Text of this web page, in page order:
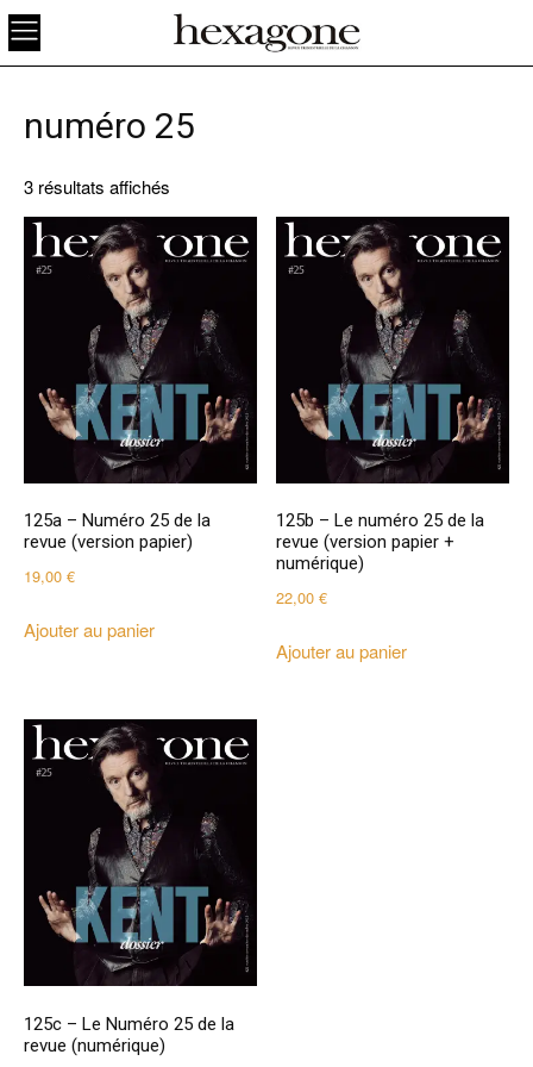
numéro 25
3 résultats affichés
125a – Numéro 25 de la
revue (version papier)
19,00 €
Ajouter au panier
125b – Le numéro 25 de la
revue (version papier +
numérique)
22,00€
Ajouter au panier
125c – Le Numéro 25 de la
revue (numérique)